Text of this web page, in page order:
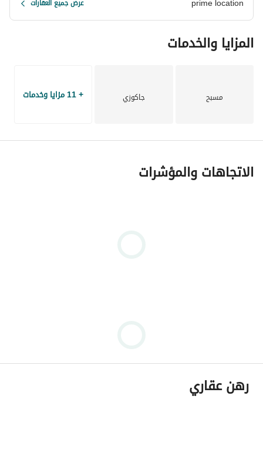
عرض جميع العقارات
المزايا والخدمات
مسبح جاكوزي + 11 مزايا وخدمات
الاتجاهات والمؤشرات
رهن عقاري